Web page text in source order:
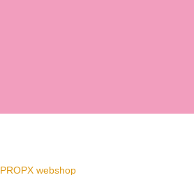
PROPX webshop